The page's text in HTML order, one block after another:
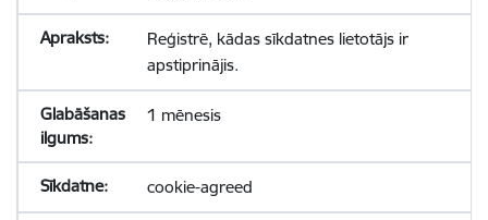
Reģistrē, kādas sīkdatnes lietotājs ir
apstiprinājis.
1 mēnesis
cookie-agreed